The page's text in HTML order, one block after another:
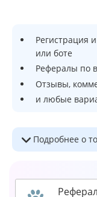
Регистрация
или боте
Рефералы по
Отзывы,
и любые
Подробнее о